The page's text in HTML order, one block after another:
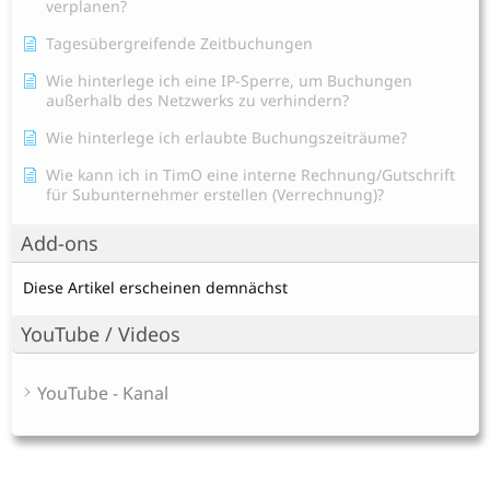
verplanen?
Tagesübergreifende Zeitbuchungen
Wie hinterlege ich eine IP-Sperre, um Buchungen
außerhalb des Netzwerks zu verhindern?
Wie hinterlege ich erlaubte Buchungszeiträume?
Wie kann ich in TimO eine interne Rechnung/Gutschrift
für Subunternehmer erstellen (Verrechnung)?
Add-ons
Diese Artikel erscheinen demnächst
YouTube / Videos
YouTube - Kanal